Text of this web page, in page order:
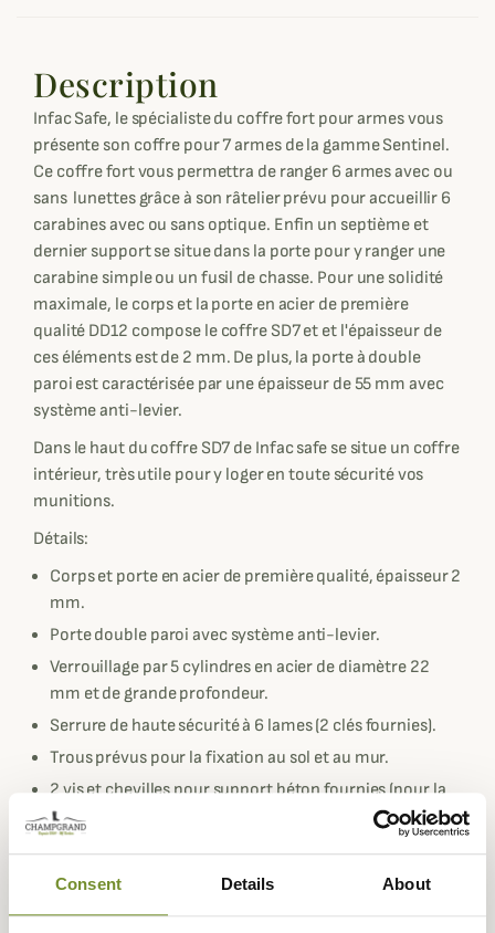
Consent Details About
Description
Infac Safe, le spécialiste du coffre fort pour armes vous
présente son coffre pour 7 armes de la gamme Sentinel.
Ce coffre fort vous permettra de ranger 6 armes avec ou
sans lunettes grâce à son râtelier prévu pour accueillir 6
carabines avec ou sans optique. Enfin un septième et
dernier support se situe dans la porte pour y ranger une
carabine simple ou un fusil de chasse. Pour une solidité
maximale, le corps et la porte en acier de première
qualité DD12 compose le coffre SD7 et et l'épaisseur de
ces éléments est de 2 mm. De plus, la porte à double
paroi est caractérisée par une épaisseur de 55 mm avec
système anti-levier.
Dans le haut du coffre SD7 de Infac safe se situe un coffre
intérieur, très utile pour y loger en toute sécurité vos
munitions.
Détails:
Corps et porte en acier de première qualité, épaisseur 2
mm.
Porte double paroi avec système anti-levier.
Verrouillage par 5 cylindres en acier de diamètre 22
mm et de grande profondeur.
Serrure de haute sécurité à 6 lames (2 clés fournies).
Trous prévus pour la fixation au sol et au mur.
2 vis et chevilles pour support béton fournies (pour la
fixation au sol).
Peinture époxy de grande résistance, chauffée à 220° -
Couleur noir.